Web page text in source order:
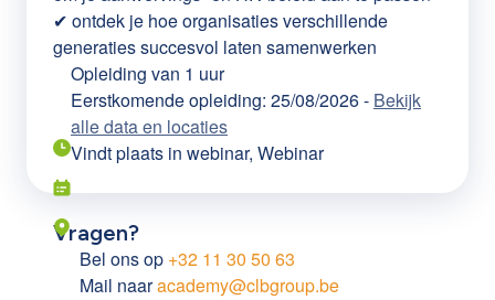
✔ ontdek je hoe organisaties verschillende
generaties succesvol laten samenwerken
Opleiding van 1 uur
Eerstkomende opleiding: 25/08/2026- Bekijk
alle data en locaties
Vindt plaats in webinar, Webinar
Vragen?
Bel ons op +32 11 30 50 63
Mail naaracademy@clbgroup.be